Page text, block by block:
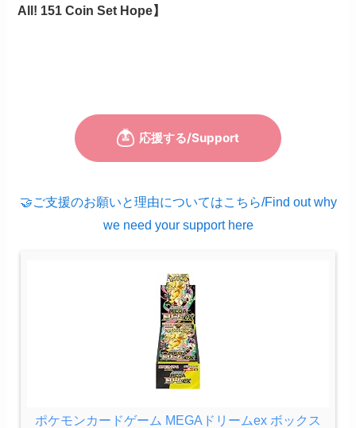
All! 151 Coin Set Hope】
🤝ご支援のお願いと理由についてはこちら/Find out why
we need your support here
ポケモンカードゲーム MEGAドリームex ボックス